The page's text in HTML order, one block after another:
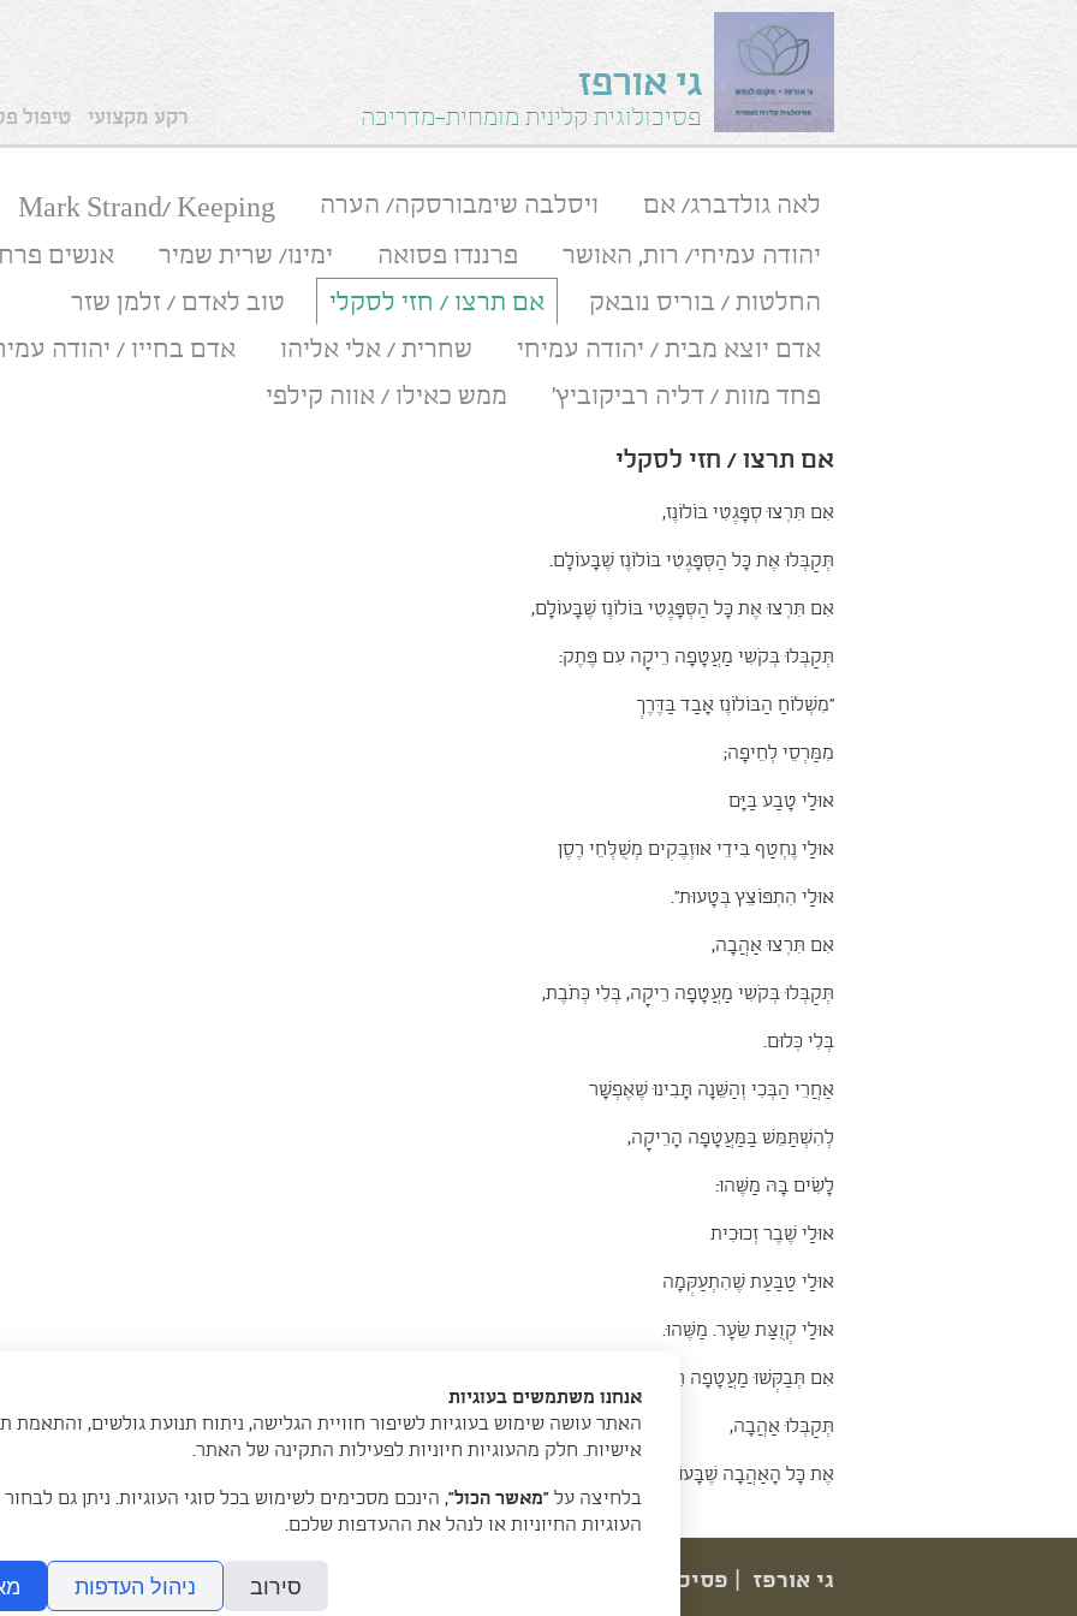
גי אורפז
פסיכולוגית קלינית מומחית-מדריכה רקע מקצועי טיפול
לאה גולדברג/ אם ויסלבה שימבורסקה/ הערה
Mark Strand/ Keeping
יהודה עמיחי/ רות, האושר
פרננדו פסואה ימינו/ שרית שמיר
אנשים
החלטות / בוריס נובאק
אם תרצו / חזי לסקלי
טוב לאדם / זלמן שזר
אדם יוצא מבית / יהודה עמיחי
שחרית / אלי אליהו
אדם בחייו / יהודה
פחד מוות / דליה רביקוביץ'
ממש כאילו / אווה קילפי
אם תרצו / חזי לסקלי
אִם תִּרְצוּ סְפָּגֶטִי בּוֹלוֹנֶז,
תְּקַבְּלוּ אֶת כָּל הַסְּפָּגֶטִי בּוֹלוֹנֶז שֶׁבָּעוֹלָם.
אִם תִּרְצוּ אֶת כָּל הַסְּפָּגֶטִי בּוֹלוֹנֶז שֶׁבָּעוֹלָם,
תְּקַבְּלוּ בְּקֹשִי מַעֲטָפָה רֵיקָה עִם פֶּתֶק:
"מִשְׁלוֹחַ הַבּוֹלוֹנֶז אָבַד בַּדֶּרֶךְ
מִמַּרְסֵי לְחֵיפָה;
אוּלַי טָבַע בַּיָּם
אוּלַי נֶחְטַף בִּידֵי אוּזְבֶּקִים מְשֻׁלְּחֵי רֶסֶן
אוּלַי הִתְפּוֹצֵץ בְּטָעוּת".
אִם תִּרְצוּ אַהֲבָה,
תְּקַבְּלוּ בְּקֹשִי מַעֲטָפָה רֵיקָה, בְּלִי כְּתֹבֶת,
בְּלִי כְּלוּם.
אַחֲרֵי הַבְּכִי וְהַשֵּׁנָה תָּבִינוּ שֶׁאֶפְשָׁר
לְהִשְׁתַּמֵּשׁ בַּמַּעֲטָפָה הָרֵיקָה,
לָשִׂים בָּהּ מַשֶּׁהוּ:
אוּלַי שֶׁבֶר זְכוּכִית
אוּלַי טַבַּעַת שֶׁהִתְעַקְּמָה
אוּלַי קְוֻצַּת שֵׂעָר. מַשֶּׁהוּ.
אִם תְּבַקְּשׁוּ מַעֲטָפָה רֵיקָה,
תְּקַבְּלוּ אַהֲבָה,
אֶת כָּל הָאַהֲבָה שֶׁבָּעוֹלָם.
גי אורפז | פסיכולוגית קלינית | גבעתיים - תל אביב |050-5868553
אנחנו משתמשים בעוגיות
האתר עושה שימוש בעוגיות לשיפור חוויית הגלישה, ניתוח תנועת גולשים, והתאמת
אישיות. חלק מהעוגיות חיוניות לפעילות התקינה של האתר.
בלחיצה על “מאשר הכול”, הינכם מסכימים לשימוש בכל סוגי העוגיות. ניתן גם
העוגיות החיוניות או לנהל את ההעדפות שלכם.
סירוב ניהול העדפות